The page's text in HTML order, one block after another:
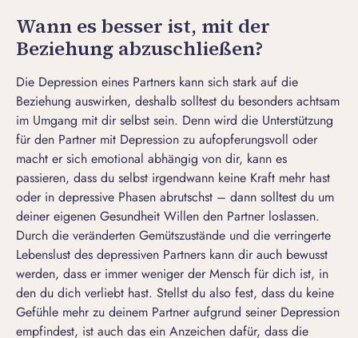
Wann es besser ist, mit der
Beziehung abzuschließen?
Die Depression eines Partners kann sich stark auf die
Beziehung auswirken, deshalb solltest du besonders achtsam
im Umgang mit dir selbst sein. Denn wird die Unterstützung
für den Partner mit Depression zu aufopferungsvoll oder
macht er sich emotional abhängig von dir, kann es
passieren, dass du selbst irgendwann keine Kraft mehr hast
oder in depressive Phasen abrutschst – dann solltest du um
deiner eigenen Gesundheit Willen den Partner loslassen.
Durch die veränderten Gemütszustände und die verringerte
Lebenslust des depressiven Partners kann dir auch bewusst
werden, dass er immer weniger der Mensch für dich ist, in
den du dich verliebt hast. Stellst du also fest, dass du keine
Gefühle mehr zu deinem Partner aufgrund seiner Depression
empfindest, ist auch das ein Anzeichen dafür, dass die